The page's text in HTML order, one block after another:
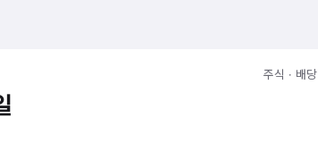
주식 · 배당